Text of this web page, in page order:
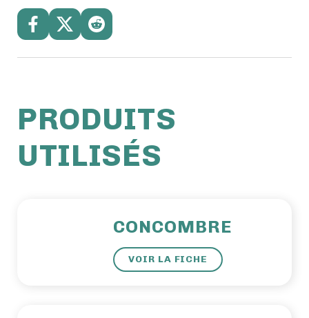
PRODUITS
UTILISÉS
CONCOMBRE
VOIR LA FICHE